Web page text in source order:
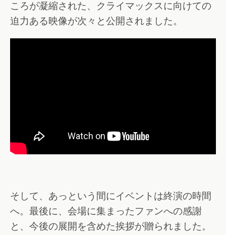
ころが凝縮された、クライマックスに向けての
迫力ある映像が次々と公開されました。
そして、あっという間にイベントは終演の時間
へ。最後に、会場に集まったファンへの感謝
と、今後の展開を含めた挨拶が贈られました。